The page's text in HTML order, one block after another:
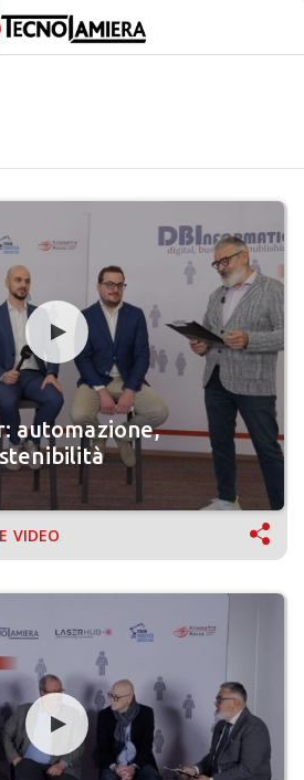
automazione,
VIDEO